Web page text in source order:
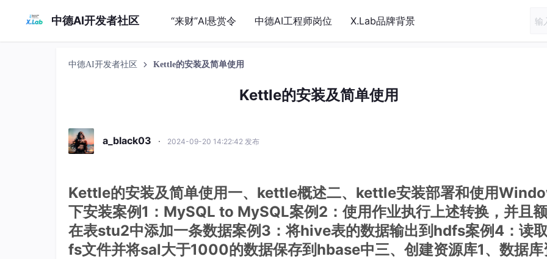
中德AI开发者社区 “来财”AI悬赏令 中德AI工程师岗位 X.Lab品牌背景
中德AI开发者社区 Kettle的安装及简单使用
Kettle的安装及简单使用
a_black03 · 2024-09-20 14:22:42 发布
Kettle的安装及简单使用一、kettle概述二、kettle安装部署和使用
下安装案例1：MySQL to MySQL案例2：使用作业执行上述转换，并且
在表stu2中添加一条数据案例3：将hive表的数据输出到hdfs案例4：读
fs文件并将sal大于1000的数据保存到hbase中三、创建资源库1、数据库